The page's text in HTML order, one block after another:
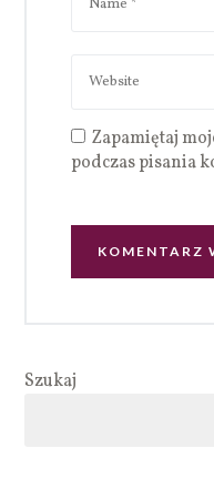
Zapamiętaj
podczas pisania
Szukaj